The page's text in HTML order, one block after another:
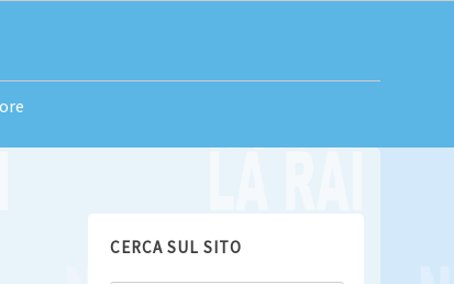
CERCA SUL SITO